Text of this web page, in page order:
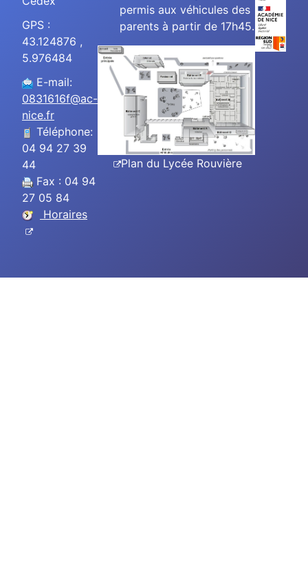
GPS :
43.124876 ,
5.976484
E-mail:
0831616f@ac-
nice.fr
Téléphone:
04 94 27 39
44
Fax : 04 94
27 05 84
Horaires
permis aux véhicules des
parents à partir de 17h45.
Plan du Lycée Rouvière